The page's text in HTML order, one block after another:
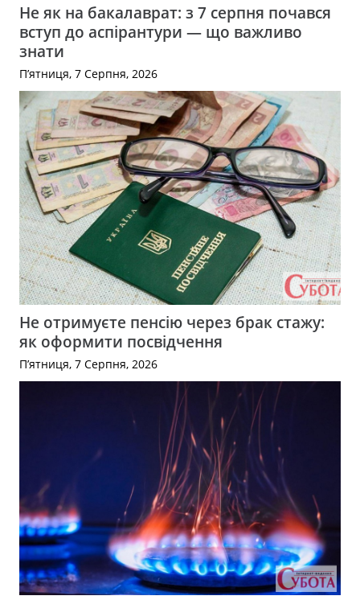
Не як на бакалаврат: з 7 серпня почався
вступ до аспірантури — що важливо
знати
П’ятниця, 7 Серпня, 2026
Не отримуєте пенсію через брак стажу:
як оформити посвідчення
П’ятниця, 7 Серпня, 2026